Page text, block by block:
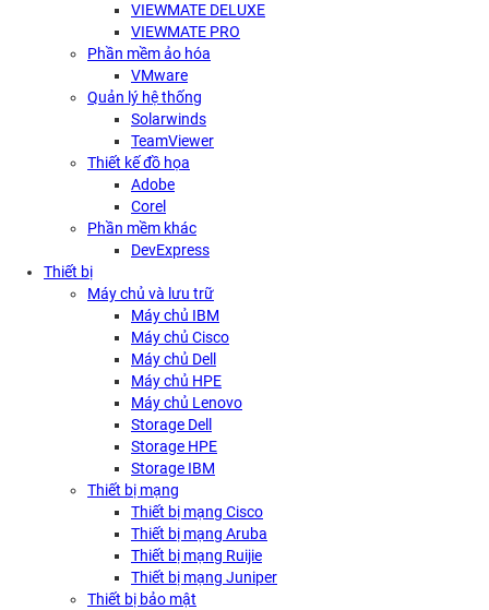
VIEWMATE DELUXE
VIEWMATE PRO
Phần mềm ảo hóa
VMware
Quản lý hệ thống
Solarwinds
TeamViewer
Thiết kế đồ họa
Adobe
Corel
Phần mềm khác
DevExpress
Thiết bị
Máy chủ và lưu trữ
Máy chủ IBM
Máy chủ Cisco
Máy chủ Dell
Máy chủ HPE
Máy chủ Lenovo
Storage Dell
Storage HPE
Storage IBM
Thiết bị mạng
Thiết bị mạng Cisco
Thiết bị mạng Aruba
Thiết bị mạng Ruijie
Thiết bị mạng Juniper
Thiết bị bảo mật